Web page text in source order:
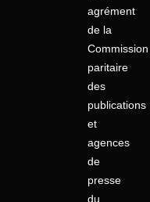
agrément
de la
Commission
paritaire
des
publications
et
agences
de
presse
du